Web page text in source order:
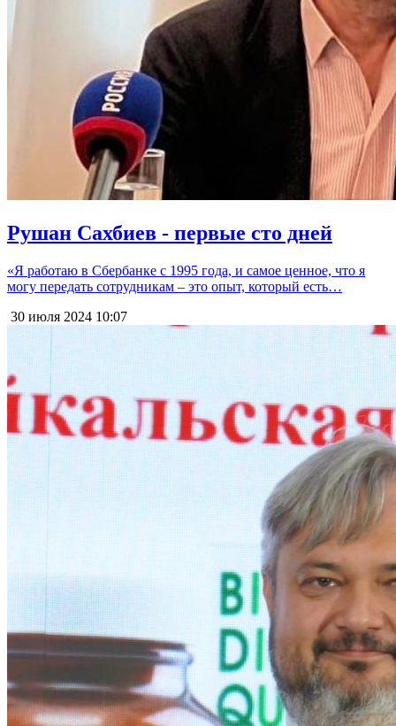
Рушан Сахбиев - первые сто дней
«Я работаю в Сбербанке с 1995 года, и самое ценное, что я
могу передать сотрудникам – это опыт, который есть…
30 июля 2024 10:07